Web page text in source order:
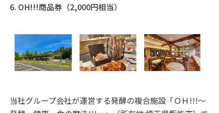
6. OH!!!商品券（2,000円相当）
当社グループ会社が運営する発酵の複合施設「ＯＨ!!!～